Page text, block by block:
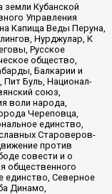
земли Кубанской
Управления
Капища Веды Перуна,
Нурджулар, К
Русское
общество,
Балкарии и
Буль, Национал-
союз,
воли народа,
Череповца,
единство,
Староверов-
против
совести и о
общественного
единство, Северное
Динамо,